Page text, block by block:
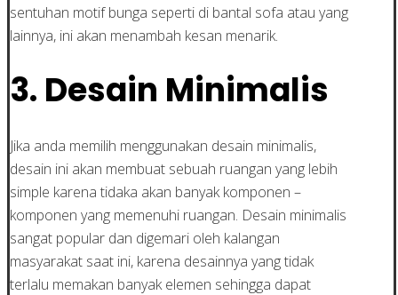
sentuhan motif bunga seperti di bantal sofa atau yang
lainnya, ini akan menambah kesan menarik.
3. Desain Minimalis
Jika anda memilih menggunakan desain minimalis,
desain ini akan membuat sebuah ruangan yang lebih
simple karena tidaka akan banyak komponen –
komponen yang memenuhi ruangan. Desain minimalis
sangat popular dan digemari oleh kalangan
masyarakat saat ini, karena desainnya yang tidak
terlalu memakan banyak elemen sehingga dapat